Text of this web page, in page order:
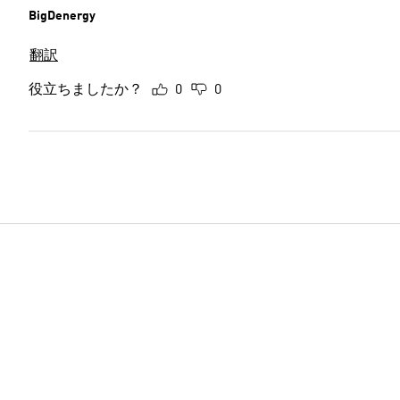
BigDenergy
翻訳
役立ちましたか？ 0 0